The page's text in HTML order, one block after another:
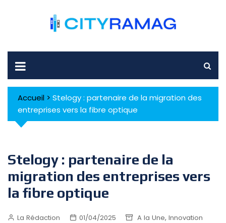
Accueil > Stelogy : partenaire de la migration des
entreprises vers la fibre optique
Stelogy : partenaire de la
migration des entreprises vers
la fibre optique
La Rédaction 01/04/2025 A la Une, Innovation